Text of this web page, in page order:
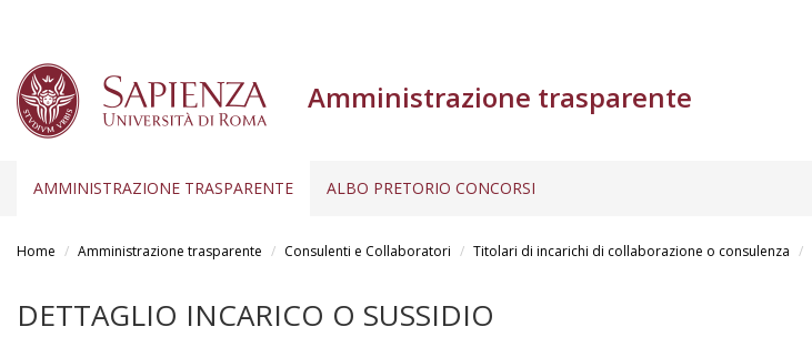
Amministrazione trasparente
AMMINISTRAZIONE TRASPARENTE ALBO PRETORIO CONCORSI
Home Amministrazione trasparente Consulenti e Collaboratori Titolari di incarichi di collaborazione o consulenza
DETTAGLIO INCARICO O SUSSIDIO